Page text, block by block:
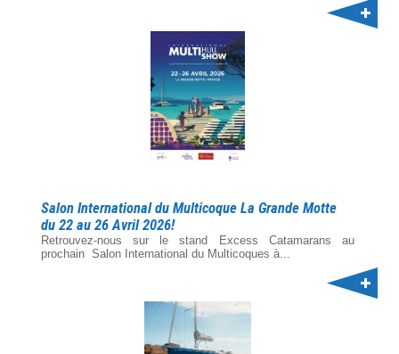
Salon International du Multicoque La Grande Motte
du 22 au 26 Avril 2026!
Retrouvez-nous sur le stand Excess Catamarans au
prochain Salon International du Multicoques à...